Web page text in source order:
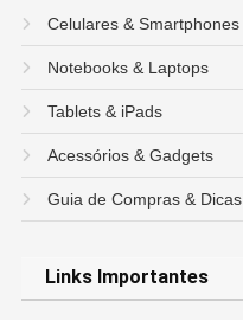
Celulares & Smartphones
Notebooks & Laptops
Tablets & iPads
Acessórios & Gadgets
Guia de Compras & Dicas
Links Importantes